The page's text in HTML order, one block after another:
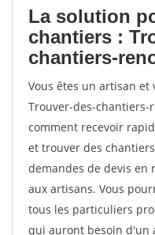
La solution
chantiers :
chantiers-
Vous êtes un artisan et
Trouver-des-chantiers-
comment recevoir
et trouver des
demandes de devis en
aux artisans. Vous
tous les particuliers
qui auront besoin d'un